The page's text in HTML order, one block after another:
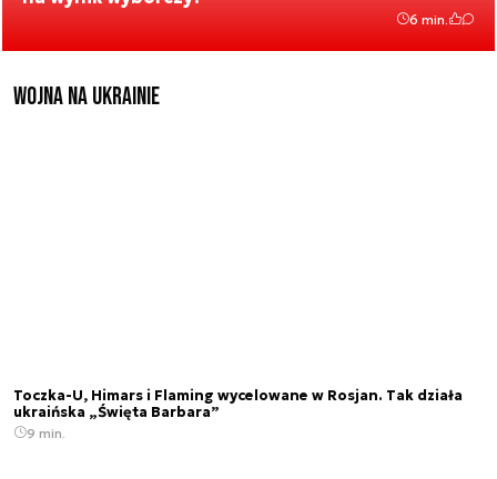
6 min.
Wojna na Ukrainie
Toczka-U, Himars i Flaming wycelowane w Rosjan. Tak działa
ukraińska „Święta Barbara”
9 min.